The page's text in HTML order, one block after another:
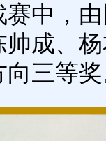
中，
成、
向三等